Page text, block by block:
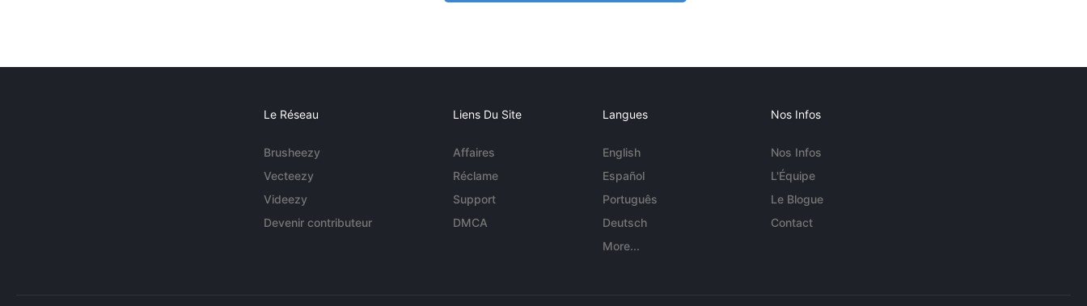
Le Réseau
Brusheezy
Vecteezy
Videezy
Devenir contributeur
Liens Du Site
Affaires
Réclame
Support
DMCA
Langues
English
Español
Português
Deutsch
More...
Nos Infos
Nos Infos
L'Équipe
Le Blogue
Contact